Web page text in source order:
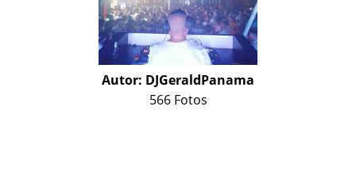
Autor: DJGeraldPanama
566 Fotos